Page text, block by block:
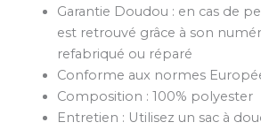
Garantie Doudou : en cas de
est retrouvé grâce à son
refabriqué ou réparé
Conforme aux normes
Composition : 100% polyester
Entretien : Utilisez un sac à